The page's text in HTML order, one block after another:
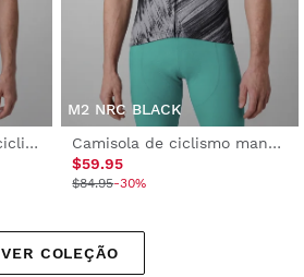
Camisola ultraleve de ciclismo homem
M2 NRC BLACK
Camisola de ciclismo manga curta homem
$59.95
$84.95-30%
VER COLEÇÃO